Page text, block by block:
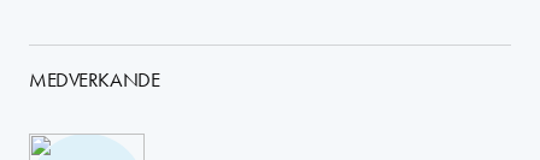
MEDVERKANDE